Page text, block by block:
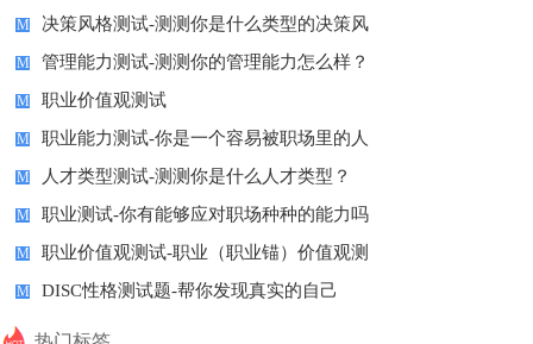
M 决策风格测试-测测你是什么类型的决策风
M 管理能力测试-测测你的管理能力怎么样？
M 职业价值观测试
M 职业能力测试-你是一个容易被职场里的人
M 人才类型测试-测测你是什么人才类型？
M 职业测试-你有能够应对职场种种的能力吗
M 职业价值观测试-职业（职业锚）价值观测
M DISC性格测试题-帮你发现真实的自己